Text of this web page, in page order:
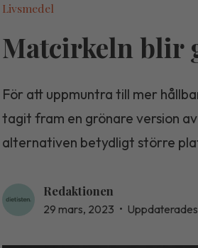
Livsmedel
Matcirkeln blir
För att uppmuntra till mer
tagit fram en grönare version
alternativen betydligt större
Redaktionen
29 mars, 2023 •